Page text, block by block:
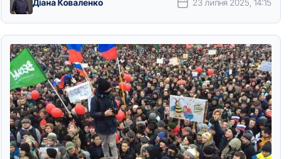
Діана Коваленко 23 липня 2025, 14:15